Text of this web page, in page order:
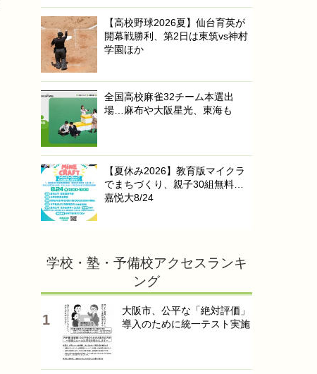
【高校野球2026夏】仙台育英が
開幕戦勝利、第2日は東筑vs神村
学園ほか
全国高校麻雀32チーム本選出
場…麻布や大阪星光、東海も
【夏休み2026】教育版マイクラ
でまちづくり、親子30組無料…
嘉悦大8/24
学校・塾・予備校アクセスランキ
ング
大阪市、公平な「絶対評価」
導入のために統一テスト実施